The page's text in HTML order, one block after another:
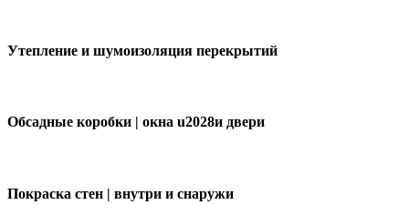
Утепление и шумоизоляция перекрытий
Обсадные коробки | окна u2028и двери
Покраска стен | внутри и снаружи